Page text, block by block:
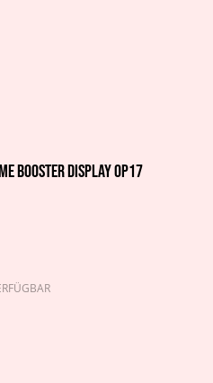
Booster Display OP17